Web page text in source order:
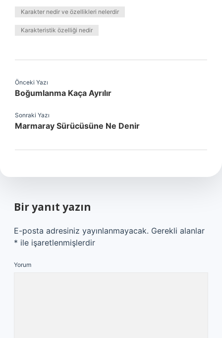
Karakter nedir ve özellikleri nelerdir
Karakteristik özelliği nedir
Önceki Yazı
Boğumlanma Kaça Ayrılır
Sonraki Yazı
Marmaray Sürücüsüne Ne Denir
Bir yanıt yazın
E-posta adresiniz yayınlanmayacak. Gerekli alanlar
* ile işaretlenmişlerdir
Yorum